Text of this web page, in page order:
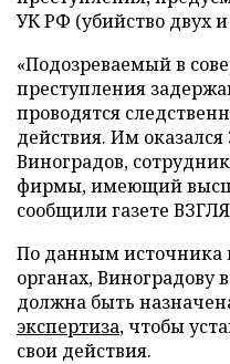
УК РФ (убийство двух
«Подозреваемый в
преступления
проводятся
действия. Им
Виноградов,
фирмы, имеющий
сообщили газете
По данным источника
органах, Виноградову
должна быть
экспертиза, чтобы
свои действия.